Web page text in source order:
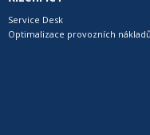
Service Desk
Optimalizace provozních